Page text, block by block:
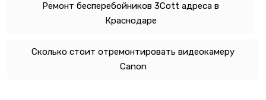
Ремонт бесперебойников 3Cott адреса в
Краснодаре
Сколько стоит отремонтировать видеокамеру
Canon